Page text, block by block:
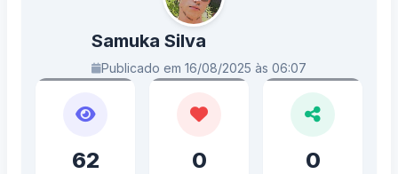
Samuka Silva
Publicado em 16/08/2025 às 06:07
62 0 0